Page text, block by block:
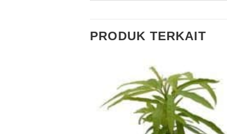
PRODUK TERKAIT